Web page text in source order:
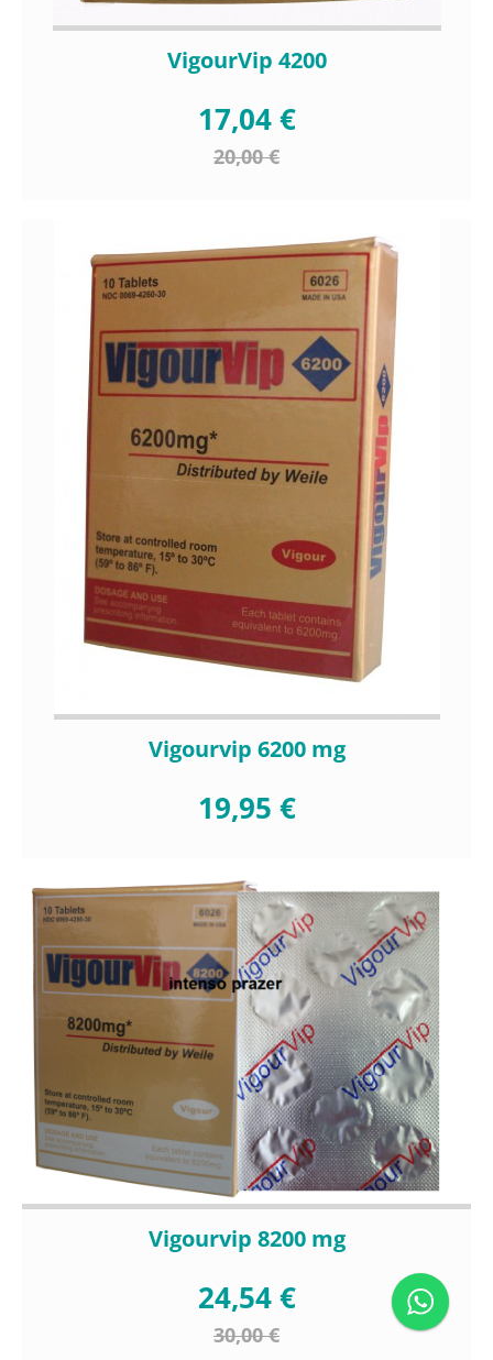
VigourVip 4200
17,04 €
20,00 €
Vigourvip 6200 mg
19,95 €
Vigourvip 8200 mg
24,54 €
30,00 €